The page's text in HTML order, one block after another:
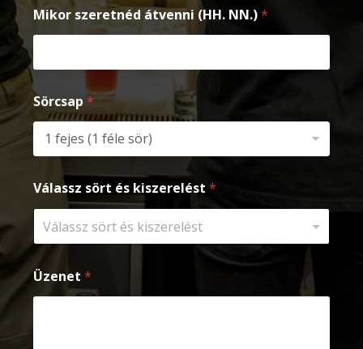
Mikor szeretnéd átvenni (HH. NN.)*
Sörcsap*
k
i
e
r
e
l
t
N
.
s
z
e
l
Válassz sört és kiszerelést *
Üzenet *